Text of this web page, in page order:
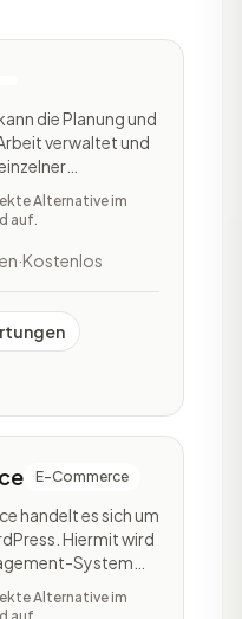
die Planung und
verwaltet und
Teams
haben
und
ist eine
Alternative im
auf.
·Kostenlos
E-Commerce
handelt es sich um
Hiermit wird
System
Erstellung eines
Alternative im